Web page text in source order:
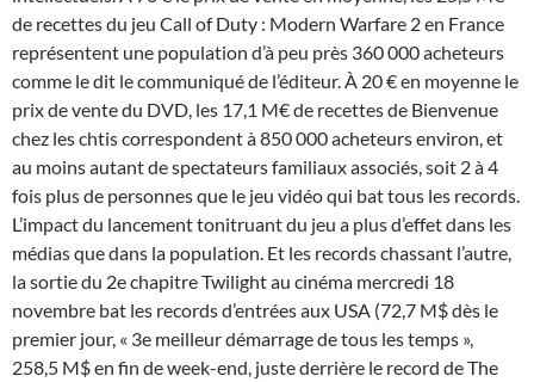
de recettes du jeu Call of Duty : Modern Warfare 2 en France
représentent une population d’à peu près 360 000 acheteurs
comme le dit le communiqué de l’éditeur. À 20 € en moyenne le
prix de vente du DVD, les 17,1 M€ de recettes de Bienvenue
chez les chtis correspondent à 850 000 acheteurs environ, et
au moins autant de spectateurs familiaux associés, soit 2 à 4
fois plus de personnes que le jeu vidéo qui bat tous les records.
L’impact du lancement tonitruant du jeu a plus d’effet dans les
médias que dans la population. Et les records chassant l’autre,
la sortie du 2e chapitre Twilight au cinéma mercredi 18
novembre bat les records d’entrées aux USA (72,7 M$ dès le
premier jour, « 3e meilleur démarrage de tous les temps »,
258,5 M$ en fin de week-end, juste derrière le record de The